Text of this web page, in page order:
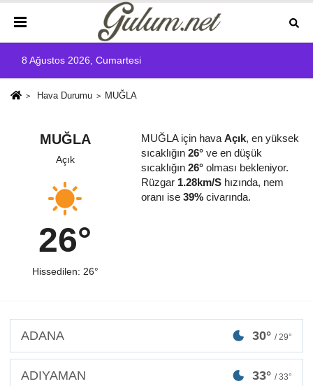
8 Ağustos 2026, Cumartesi
Hava Durumu MUĞLA
MUĞLA
Açık
26°
Hissedilen: 26°
MUĞLA için hava Açık, en yüksek
sıcaklığın 26°ve en düşük
sıcaklığın 26°olması bekleniyor.
Rüzgar 1.28km/Shızında, nem
oranı ise 39%civarında.
ADANA 30° / 29°
ADIYAMAN 33° / 33°